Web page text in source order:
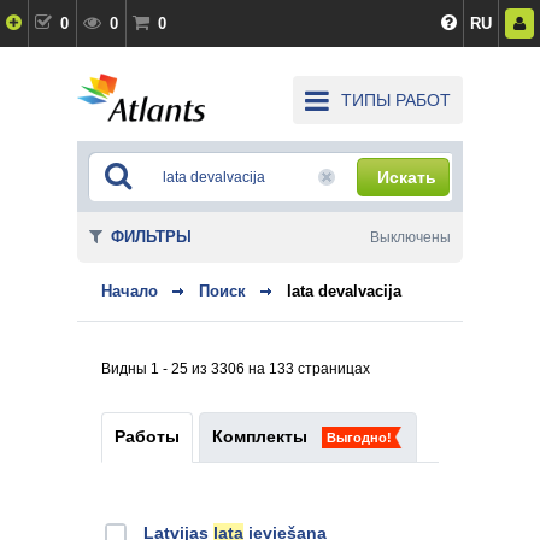
0 0 0 RU
ТИПЫ РАБОТ
Искать
Начало Поиск lata devalvacija
Видны 1 - 25 из 3306 на 133 страницах
Работы Комплекты Выгодно!
Latvijas lata ieviešana
ФИЛЬТРЫ Выключены